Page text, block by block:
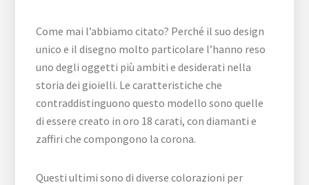
Come mai l’abbiamo citato? Perché il suo design
unico e il disegno molto particolare l’hanno reso
uno degli oggetti più ambiti e desiderati nella
storia dei gioielli. Le caratteristiche che
contraddistinguono questo modello sono quelle
di essere creato in oro 18 carati, con diamanti e
zaffiri che compongono la corona.
Questi ultimi sono di diverse colorazioni per